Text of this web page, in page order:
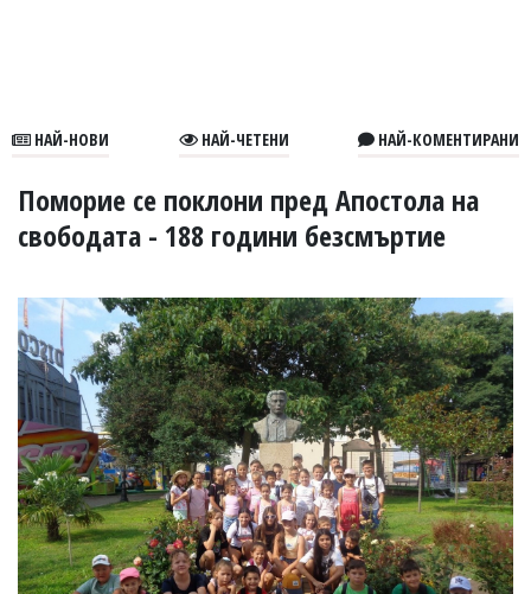
В
УКРАЙНА
РАЗСЛЕДВАНЕ
БИЗНЕС
ЮГ
Управители:
Веселин
Василев,
email:
v.vasilev@flagman.bg
Катя
Касабова,
еmail:k.kassabova@flagman.bg
НАЙ-НОВИ НАЙ-ЧЕТЕНИ НАЙ-КОМЕНТИРАНИ
Поморие се поклони пред Апостола на
свободата - 188 години безсмъртие